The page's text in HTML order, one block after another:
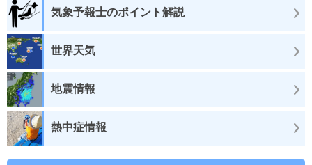
気象予報士のポイント解説
世界天気
地震情報
熱中症情報